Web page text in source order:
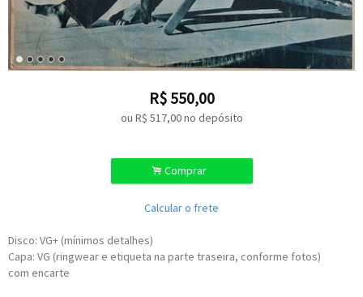
R$550,00
ou R$ 517,00no depósito
. Comprar
Calcular o frete
Disco: VG+ (mínimos detalhes)
Capa: VG (ringwear e etiqueta na parte traseira, conforme fotos)
com encarte